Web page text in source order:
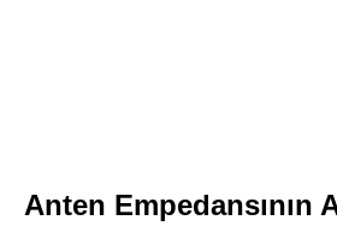
Anten Empedansının